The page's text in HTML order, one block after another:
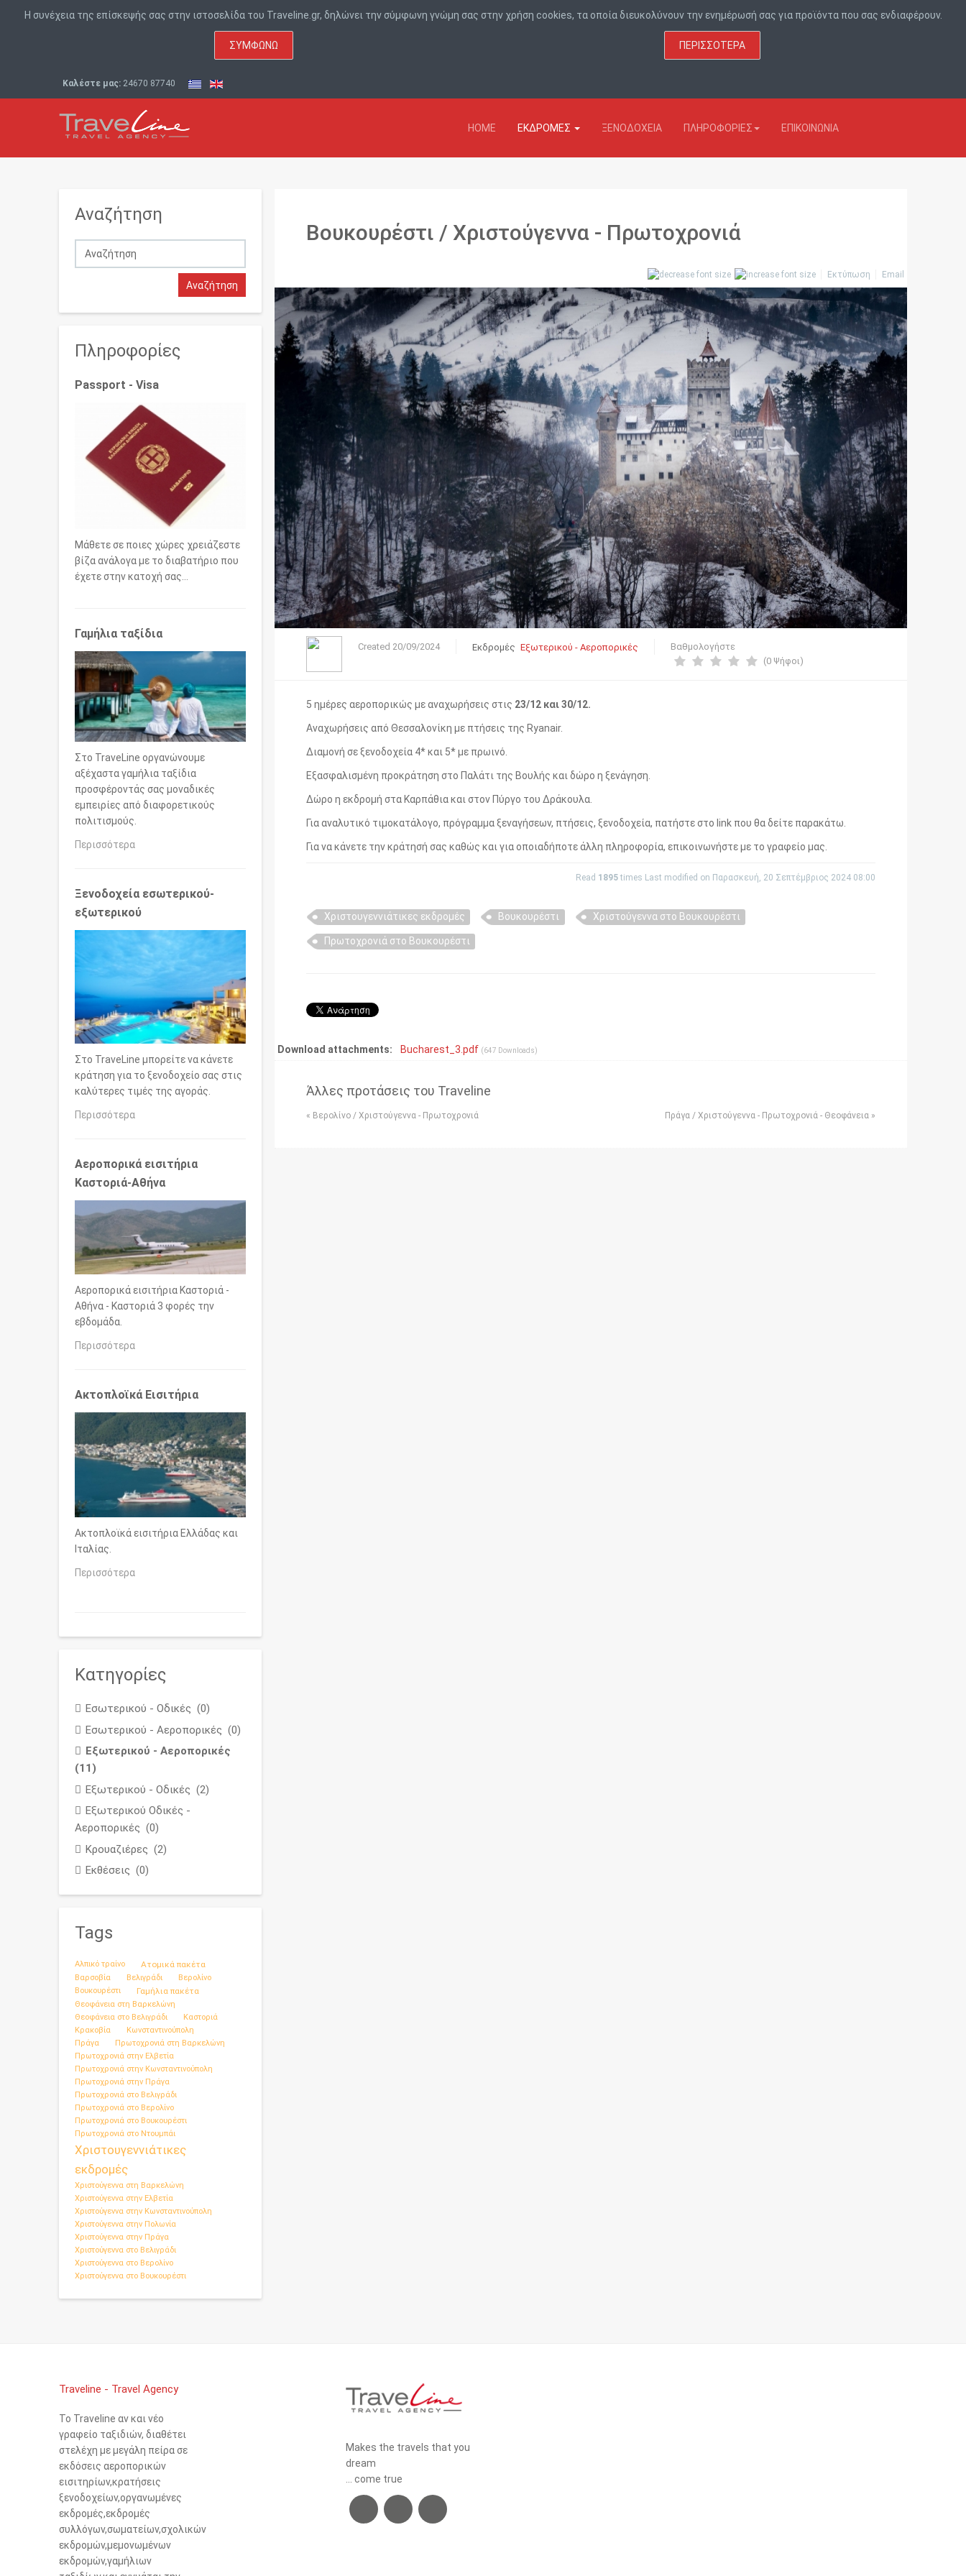
Η συνέχεια της επίσκεψής σας στην ιστοσελίδα του Traveline.gr, δηλώνει την σύμφωνη γνώμη σας στην χρήση cookies, τα οποία διευκολύνουν την ενημέρωσή σας για προϊόντα που σας ενδιαφέρουν.
ΣΥΜΦΩΝΏ ΠΕΡΙΣΣΌΤΕΡΑ
Καλέστε μας: 24670 87740
HOME ΕΚΔΡΟΜΕΣ ΞΕΝΟΔΟΧΕΊΑ ΠΛΗΡΟΦΟΡΙΕΣ ΕΠΙΚΟΙΝΩΝΙΑ
Βουκουρέστι / Χριστούγεννα - Πρωτοχρονιά
Εκτύπωση Email
Created 20/09/2024 Εκδρομές Εξωτερικού - Αεροπορικές
Βαθμολογήστε
(0 Ψήφοι)
5 ημέρες αεροπορικώς με αναχωρήσεις στις 23/12 και 30/12.
Αναχωρήσεις από Θεσσαλονίκη με πτήσεις της Ryanair.
Διαμονή σε ξενοδοχεία 4* και 5* με πρωινό.
Εξασφαλισμένη προκράτηση στο Παλάτι της Βουλής και δώρο η ξενάγηση.
Δώρο η εκδρομή στα Καρπάθια και στον Πύργο του Δράκουλα.
Για αναλυτικό τιμοκατάλογο, πρόγραμμα ξεναγήσεων, πτήσεις, ξενοδοχεία, πατήστε στο link που θα δείτε παρακάτω.
Για να κάνετε την κράτησή σας καθώς και για οποιαδήποτε άλλη πληροφορία, επικοινωνήστε με το γραφείο μας.
Read 1895 times Last modified on Παρασκευή, 20 Σεπτέμβριος 2024 08:00
Χριστουγεννιάτικες εκδρομές Βουκουρέστι Χριστούγεννα στο Βουκουρέστι
Πρωτοχρονιά στο Βουκουρέστι
Download attachments: Bucharest_3.pdf (647 Downloads)
Άλλες προτάσεις του Traveline
« Βερολίνο / Χριστούγεννα - Πρωτοχρονιά Πράγα / Χριστούγεννα - Πρωτοχρονιά - Θεοφάνεια »
Αναζήτηση
Πληροφορίες
Passport - Visa
Μάθετε σε ποιες χώρες χρειάζεστε
βίζα ανάλογα με το διαβατήριο που
έχετε στην κατοχή σας…
Γαμήλια ταξίδια
Στο TraveLine οργανώνουμε
αξέχαστα γαμήλια ταξίδια
προσφέροντάς σας μοναδικές
εμπειρίες από διαφορετικούς
πολιτισμούς.
Περισσότερα
Ξενοδοχεία εσωτερικού-
εξωτερικού
Στο TraveLine μπορείτε να κάνετε
κράτηση για το ξενοδοχείο σας στις
καλύτερες τιμές της αγοράς.
Περισσότερα
Αεροπορικά εισιτήρια
Καστοριά-Αθήνα
Αεροπορικά εισιτήρια Καστοριά -
Αθήνα - Καστοριά 3 φορές την
εβδομάδα.
Περισσότερα
Ακτοπλοϊκά Εισιτήρια
Ακτοπλοϊκά εισιτήρια Ελλάδας και
Ιταλίας.
Περισσότερα
Κατηγορίες
Εσωτερικού - Οδικές (0)
Εσωτερικού - Αεροπορικές (0)
Εξωτερικού - Αεροπορικές
(11)
Εξωτερικού - Οδικές (2)
Εξωτερικού Οδικές -
Αεροπορικές (0)
Κρουαζιέρες (2)
Εκθέσεις (0)
Tags
Αλπικό τραίνο Ατομικά πακέτα
Βαρσοβία Βελιγράδι
Βερολίνο
Βουκουρέστι
Γαμήλια πακέτα
Θεοφάνεια στη Βαρκελώνη
Θεοφάνεια στο Βελιγράδι
Καστοριά
Κρακοβία
Κωνσταντινούπολη
Πράγα
Πρωτοχρονιά στη Βαρκελώνη
Πρωτοχρονιά στην Ελβετία
Πρωτοχρονιά στην Κωνσταντινούπολη
Πρωτοχρονιά στην Πράγα
Πρωτοχρονιά στο Βελιγράδι
Πρωτοχρονιά στο Βερολίνο
Πρωτοχρονιά στο Βουκουρέστι
Πρωτοχρονιά στο Ντουμπάι
Χριστουγεννιάτικες
εκδρομές
Χριστούγεννα στη Βαρκελώνη
Χριστούγεννα στην Ελβετία
Χριστούγεννα στην Κωνσταντινούπολη
Χριστούγεννα στην Πολωνία
Χριστούγεννα στην Πράγα
Χριστούγεννα στο Βελιγράδι
Χριστούγεννα στο Βερολίνο
Χριστούγεννα στο Βουκουρέστι
Traveline - Travel Agency
Το Traveline αν και νέο
γραφείο ταξιδιών, διαθέτει
στελέχη με μεγάλη πείρα σε
εκδόσεις αεροπορικών
εισιτηρίων,κρατήσεις
ξενοδοχείων,οργανωμένες
εκδρομές,εκδρομές
συλλόγων,σωματείων,σχολικών
εκδρομών,μεμονωμένων
εκδρομών,γαμήλιων
Makes the travels that you
dream
... come true